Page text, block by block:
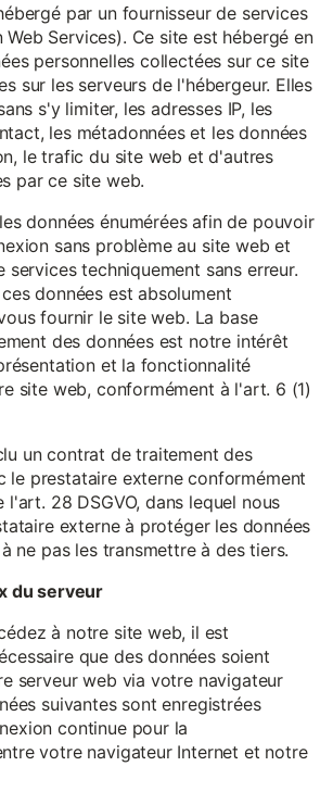
par un fournisseur de services
Services). Ce site est hébergé en
personnelles collectées sur ce site
sur les serveurs de l'hébergeur. Elles
s'y limiter, les adresses IP, les
les métadonnées et les données
le trafic du site web et d'autres
par ce site web.
données énumérées afin de pouvoir
sans problème au site web et
services techniquement sans erreur.
données est absolument
fournir le site web. La base
des données est notre intérêt
et la fonctionnalité
site web, conformément à l'art. 6 (1)
un contrat de traitement des
le prestataire externe conformément
l'art. 28 DSGVO, dans lequel nous
externe à protéger les données
ne pas les transmettre à des tiers.
du serveur
à notre site web, il est
que des données soient
serveur web via votre navigateur
suivantes sont enregistrées
continue pour la
votre navigateur Internet et notre